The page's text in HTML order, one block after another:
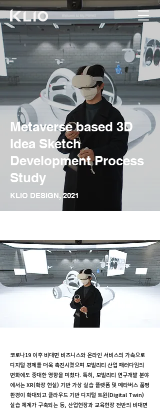
Metaverse based 3D
Idea Sketch
Development Process
Study
KLIO DESIGN, 2021
코로나19 이후 비대면 비즈니스와 온라인 서비스의 가속으로
디지털 경제를 더욱 촉진시켰으며 모빌리티 산업 패러다임의
변화에도 중대한 영향을 미쳤다. 특히, 모빌리티 연구개발 분야
에서는 XR(확장 현실) 기반 가상 실습 플랫폼 및 메타버스 품평
환경이 확대되고 클라우드 기반 디지털 트윈(Digital Twin)
실습 체계가 구축되는 등, 산업현장과 교육현장 전반의 비대면